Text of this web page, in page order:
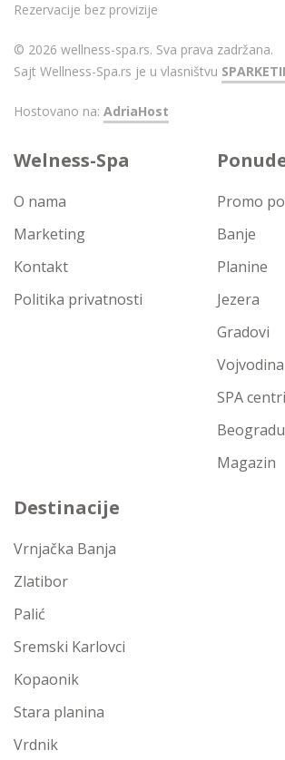
Rezervacije bez provizije
© 2026 wellness-spa.rs. Sva prava zadržana.
Sajt Wellness-Spa.rs je u vlasništvu
Hostovano na: AdriaHost
Welness-Spa
O nama
Marketing
Kontakt
Politika privatnosti
Promo
Banje
Planine
Jezera
Gradovi
Vojvodina
SPA
Beogradu
Magazin
Destinacije
Vrnjačka Banja
Zlatibor
Palić
Sremski Karlovci
Kopaonik
Stara planina
Vrdnik